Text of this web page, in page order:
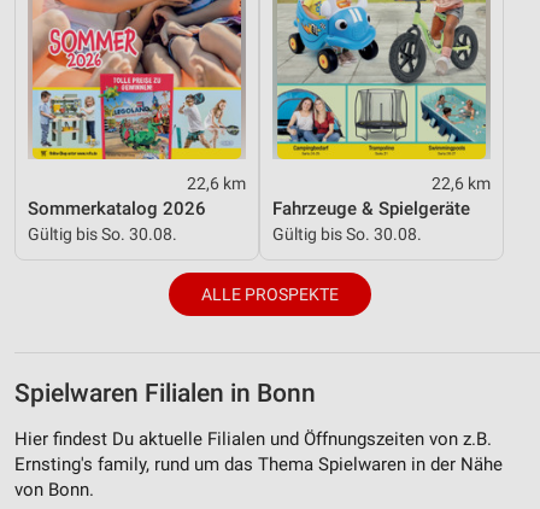
22,6 km
Sommerkatalog 2026
Gültig bis So. 30.08.
22,6 km
Fahrzeuge & Spielgeräte
Gültig bis So. 30.08.
ALLE PROSPEKTE
Spielwaren Filialen in Bonn
Hier findest Du aktuelle Filialen und Öffnungszeiten von z.B.
Ernsting's family, rund um das Thema Spielwaren in der Nähe
von Bonn.